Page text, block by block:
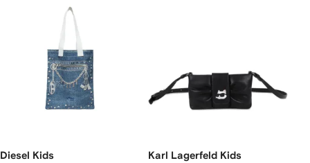
Diesel Kids Karl Lagerfeld Kids